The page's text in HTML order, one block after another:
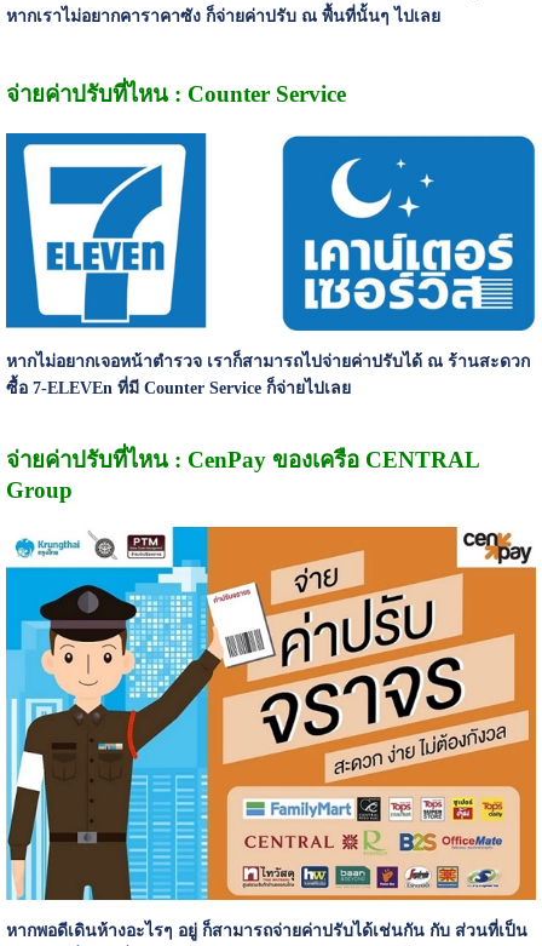
หากเราไม่อยากคาราคาซัง ก็จ่ายค่าปรับ ณ พื้นที่นั้นๆ ไปเลย
จ่ายค่าปรับที่ไหน : Counter Service
หากไม่อยากเจอหน้าตำรวจ เราก็สามารถไปจ่ายค่าปรับได้ ณ ร้านสะดวก
ซื้อ 7-ELEVEn ที่มี Counter Service ก็จ่ายไปเลย
จ่ายค่าปรับที่ไหน : CenPay ของเครือ CENTRAL
Group
หากพอดีเดินห้างอะไรๆ อยู่ ก็สามารถจ่ายค่าปรับได้เช่นกัน กับ ส่วนที่เป็น